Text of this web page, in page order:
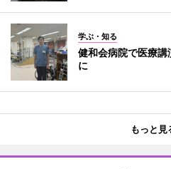
学ぶ・知る
健和会病院で医療
に
もっと見